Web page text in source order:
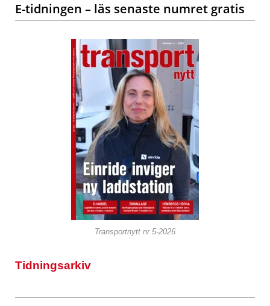
E-tidningen – läs senaste numret gratis
Transportnytt nr 5-2026
Tidningsarkiv